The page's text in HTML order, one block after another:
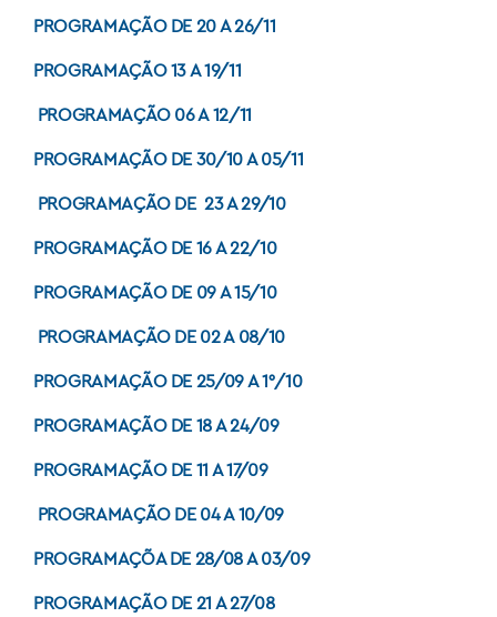
PROGRAMAÇÃO DE 20 A 26/11
PROGRAMAÇÃO 13 A 19/11
PROGRAMAÇÃO 06 A 12/11
PROGRAMAÇÃO DE 30/10 A 05/11
PROGRAMAÇÃO DE 23 A 29/10
PROGRAMAÇÃO DE 16 A 22/10
PROGRAMAÇÃO DE 09 A 15/10
PROGRAMAÇÃO DE 02 A 08/10
PROGRAMAÇÃO DE 25/09 A 1°/10
PROGRAMAÇÃO DE 18 A 24/09
PROGRAMAÇÃO DE 11 A 17/09
PROGRAMAÇÃO DE 04 A 10/09
PROGRAMAÇÕA DE 28/08 A 03/09
PROGRAMAÇÃO DE 21 A 27/08